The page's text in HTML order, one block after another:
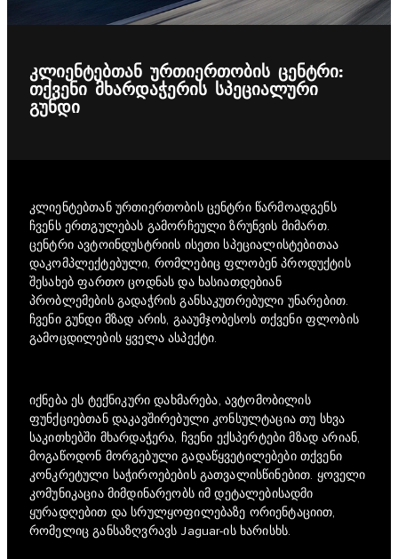
ᲙᲚᲘᲔᲜᲢᲔᲑᲗᲐᲜ ᲣᲠᲗᲘᲔᲠᲗᲝᲑᲘᲡ ᲪᲔᲜᲢᲠᲘ:
ᲗᲥᲕᲔᲜᲘ ᲛᲮᲐᲠᲓᲐᲭᲔᲠᲘᲡ ᲡᲞᲔᲪᲘᲐᲚᲣᲠᲘ
ᲒᲣᲜᲓᲘ
კლიენტებთან ურთიერთობის ცენტრი წარმოადგენს
ჩვენს ერთგულებას გამორჩეული ზრუნვის მიმართ.
ცენტრი ავტოინდუსტრიის ისეთი სპეციალისტებითაა
დაკომპლექტებული, რომლებიც ფლობენ პროდუქტის
შესახებ ფართო ცოდნას და ხასიათდებიან
პრობლემების გადაჭრის განსაკუთრებული უნარებით.
ჩვენი გუნდი მზად არის, გააუმჯობესოს თქვენი ფლობის
გამოცდილების ყველა ასპექტი.
იქნება ეს ტექნიკური დახმარება, ავტომობილის
ფუნქციებთან დაკავშირებული კონსულტაცია თუ სხვა
საკითხებში მხარდაჭერა, ჩვენი ექსპერტები მზად არიან,
მოგაწოდონ მორგებული გადაწყვეტილებები თქვენი
კონკრეტული საჭიროებების გათვალისწინებით. ყოველი
კომუნიკაცია მიმდინარეობს იმ დეტალებისადმი
ყურადღებით და სრულყოფილებაზე ორიენტაციით,
რომელიც განსაზღვრავს Jaguar-ის ხარისხს.